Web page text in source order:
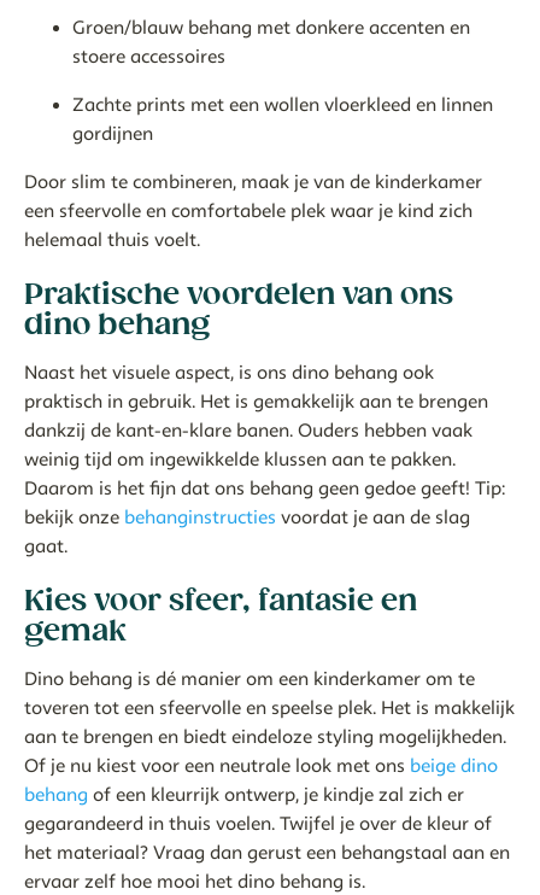
Groen/blauw behang met donkere accenten en
stoere accessoires
Zachte prints met een wollen vloerkleed en linnen
gordijnen
Door slim te combineren, maak je van de kinderkamer
een sfeervolle en comfortabele plek waar je kind zich
helemaal thuis voelt.
Praktische voordelen van ons
dino behang
Naast het visuele aspect, is ons dino behang ook
praktisch in gebruik. Het is gemakkelijk aan te brengen
dankzij de kant-en-klare banen. Ouders hebben vaak
weinig tijd om ingewikkelde klussen aan te pakken.
Daarom is het fijn dat ons behang geen gedoe geeft! Tip:
bekijk onze behanginstructies voordat je aan de slag
gaat.
Kies voor sfeer, fantasie en
gemak
Dino behang is dé manier om een kinderkamer om te
toveren tot een sfeervolle en speelse plek. Het is makkelijk
aan te brengen en biedt eindeloze styling mogelijkheden.
Of je nu kiest voor een neutrale look met ons beige dino
behang of een kleurrijk ontwerp, je kindje zal zich er
gegarandeerd in thuis voelen. Twijfel je over de kleur of
het materiaal? Vraag dan gerust een behangstaal aan en
ervaar zelf hoe mooi het dino behang is.